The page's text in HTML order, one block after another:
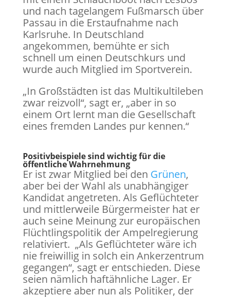
und nach tagelangem Fußmarsch über
Passau in die Erstaufnahme nach
Karlsruhe. In Deutschland
angekommen, bemühte er sich
schnell um einen Deutschkurs und
wurde auch Mitglied im Sportverein.
„In Großstädten ist das Multikultileben
zwar reizvoll“, sagt er, „aber in so
einem Ort lernt man die Gesellschaft
eines fremden Landes pur kennen.“
Positivbeispiele sind wichtig für die
öffentliche Wahrnehmung
Er ist zwar Mitglied bei den Grünen,
aber bei der Wahl als unabhängiger
Kandidat angetreten. Als Geflüchteter
und mittlerweile Bürgermeister hat er
auch seine Meinung zur europäischen
Flüchtlingspolitik der Ampelregierung
relativiert. „Als Geflüchteter wäre ich
nie freiwillig in solch ein Ankerzentrum
gegangen“, sagt er entschieden. Diese
seien nämlich haftähnliche Lager. Er
akzeptiere aber nun als Politiker, der